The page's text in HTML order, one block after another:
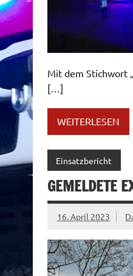
Mit dem Stichwort
[…]
WEITERLESEN
Einsatzbericht
GEMELDETE
16. April 2023